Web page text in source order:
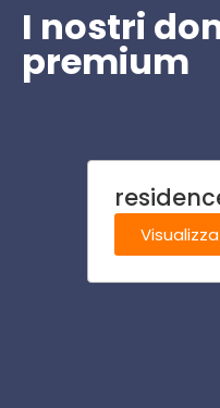
I nostri
premium